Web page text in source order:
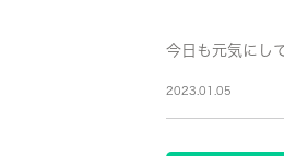
今日も元気にし
2023.01.05